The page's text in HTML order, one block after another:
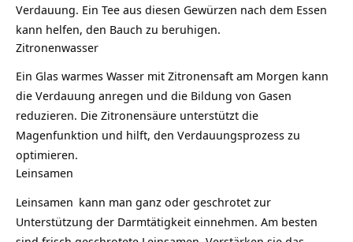
Verdauung. Ein Tee aus diesen Gewürzen nach dem Essen
kann helfen, den Bauch zu beruhigen.
Zitronenwasser
Ein Glas warmes Wasser mit Zitronensaft am Morgen kann
die Verdauung anregen und die Bildung von Gasen
reduzieren. Die Zitronensäure unterstützt die
Magenfunktion und hilft, den Verdauungsprozess zu
optimieren.
Leinsamen
Leinsamen kann man ganz oder geschrotet zur
Unterstützung der Darmtätigkeit einnehmen. Am besten